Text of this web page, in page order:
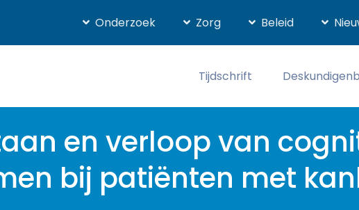
Onderzoek Zorg Beleid
Tijdschrift
en verloop van
bij patiënten met